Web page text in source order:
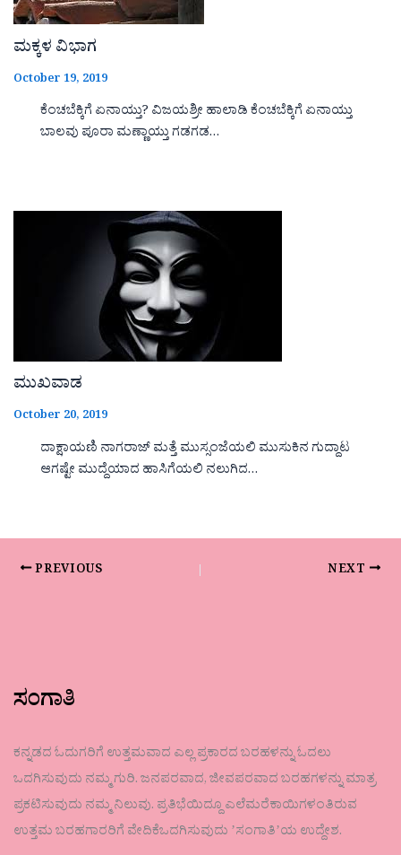
ಮಕ್ಕಳ ವಿಭಾಗ
October 19, 2019
ಕೆಂಚಬೆಕ್ಕಿಗೆ ಏನಾಯ್ತು? ವಿಜಯಶ್ರೀ ಹಾಲಾಡಿ ಕೆಂಚಬೆಕ್ಕಿಗೆ ಏನಾಯ್ತು
ಬಾಲವು ಪೂರಾ ಮಣ್ಣಾಯ್ತು ಗಡಗಡ…
ಮುಖವಾಡ
October 20, 2019
ದಾಕ್ಷಾಯಣಿ ನಾಗರಾಜ್ ಮತ್ತೆ ಮುಸ್ಸಂಜೆಯಲಿ ಮುಸುಕಿನ ಗುದ್ದಾಟ
ಆಗಷ್ಟೇ ಮುದ್ದೆಯಾದ ಹಾಸಿಗೆಯಲಿ ನಲುಗಿದ…
PREVIOUS NEXT
ಸಂಗಾತಿ
ಕನ್ನಡದ ಓದುಗರಿಗೆ ಉತ್ತಮವಾದ ಎಲ್ಲ ಪ್ರಕಾರದ ಬರಹಳನ್ನು ಓದಲು
ಒದಗಿಸುವುದು ನಮ್ಮ ಗುರಿ. ಜನಪರವಾದ, ಜೀವಪರವಾದ ಬರಹಗಳನ್ನು ಮಾತ್ರ
ಪ್ರಕಟಿಸುವುದು ನಮ್ಮ ನಿಲುವು. ಪ್ರತಿಭೆಯಿದ್ದೂ ಎಲೆಮರೆಕಾಯಿಗಳಂತಿರುವ
ಉತ್ತಮ ಬರಹಗಾರರಿಗೆ ವೇದಿಕೆಒದಗಿಸುವುದು ʼಸಂಗಾತಿʼಯ ಉದ್ದೇಶ.